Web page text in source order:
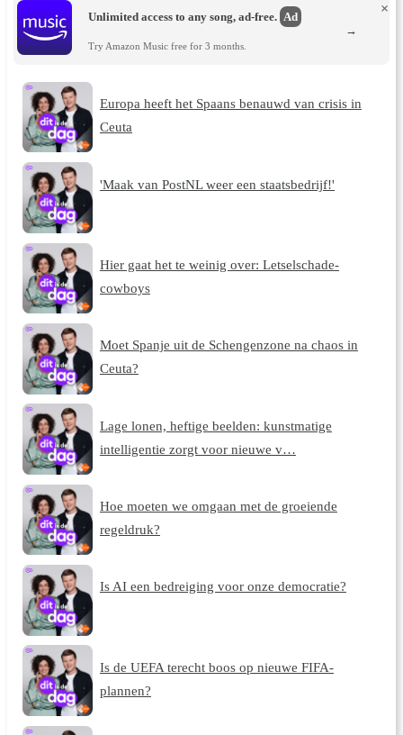
Unlimited access to any song, ad-free. Ad
Try Amazon Music free for 3 months.
×
→
Europa heeft het Spaans benauwd van crisis in
Ceuta
'Maak van PostNL weer een staatsbedrijf!'
Hier gaat het te weinig over: Letselschade-
cowboys
Moet Spanje uit de Schengenzone na chaos in
Ceuta?
Lage lonen, heftige beelden: kunstmatige
intelligentie zorgt voor nieuwe v…
Hoe moeten we omgaan met de groeiende
regeldruk?
Is AI een bedreiging voor onze democratie?
Is de UEFA terecht boos op nieuwe FIFA-
plannen?